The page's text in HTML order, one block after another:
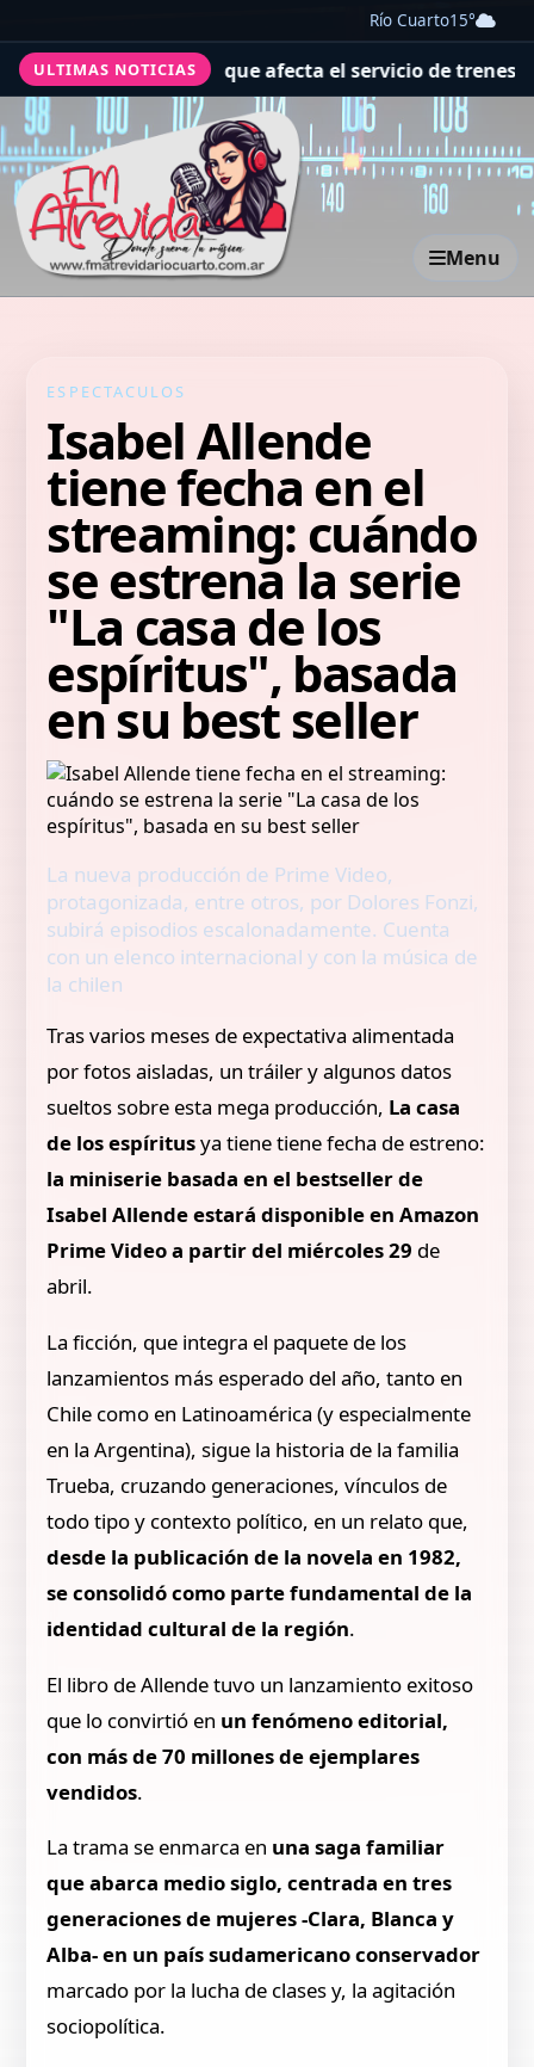
Río Cuarto15°
ULTIMAS NOTICIAS
Picchu que afecta el servicio de trenes hacia el
Menu
ESPECTACULOS
Isabel Allende
tiene fecha en el
streaming: cuándo
se estrena la serie
"La casa de los
espíritus", basada
en su best seller
La nueva producción de Prime Video,
protagonizada, entre otros, por Dolores Fonzi,
subirá episodios escalonadamente. Cuenta
con un elenco internacional y con la música de
la chilen
Tras varios meses de expectativa alimentada
por fotos aisladas, un tráiler y algunos datos
sueltos sobre esta mega producción, La casa
de los espíritusya tiene tiene fecha de estreno:
la miniserie basada en el bestseller de
Isabel Allende estará disponible en Amazon
Prime Video a partir del miércoles 29 de
abril.
La ficción, que integra el paquete de los
lanzamientos más esperado del año, tanto en
Chile como en Latinoamérica (y especialmente
en la Argentina), sigue la historia de la familia
Trueba, cruzando generaciones, vínculos de
todo tipo y contexto político, en un relato que,
desde la publicación de la novela en 1982,
se consolidó como parte fundamental de la
identidad cultural de la región.
El libro de Allende tuvo un lanzamiento exitoso
que lo convirtió en un fenómeno editorial,
con más de 70 millones de ejemplares
vendidos.
La trama se enmarca en una saga familiar
que abarca medio siglo, centrada en tres
generaciones de mujeres -Clara, Blanca y
Alba- en un país sudamericano conservador
marcado por la lucha de clases y, la agitación
sociopolítica.